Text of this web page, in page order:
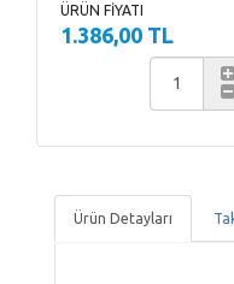
ÜRÜN FİYATI
1.386,00 TL
Ürün Detayları